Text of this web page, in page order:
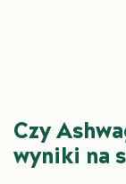
Czy
wyniki na